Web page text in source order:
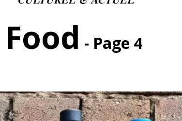
Food - Page 4